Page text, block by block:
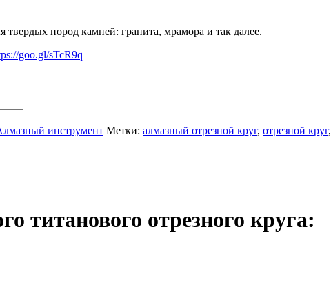
пород камней: гранита, мрамора и так далее.
goo.gl/sTcR9q
инструмент Метки: алмазный отрезной круг, отрезной круг,
титанового отрезного круга: